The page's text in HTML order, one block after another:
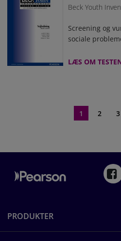
Beck Youth
Screening og
sociale
LÆS OM
Side
Du befinder
1 Side
2 3
PRODUKTER